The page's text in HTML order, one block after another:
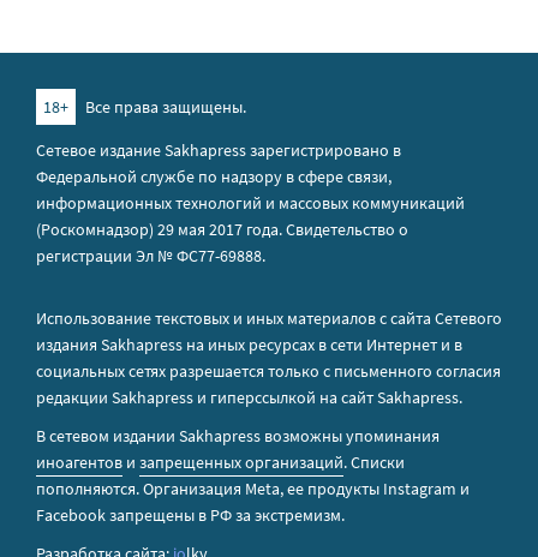
18+
Все права защищены.
Сетевое издание Sakhapress зарегистрировано в
Федеральной службе по надзору в сфере связи,
информационных технологий и массовых коммуникаций
(Роскомнадзор) 29 мая 2017 года. Свидетельство о
регистрации Эл № ФС77-69888.
Использование текстовых и иных материалов с сайта Сетевого
издания Sakhapress на иных ресурсах в сети Интернет и в
социальных сетях разрешается только с письменного согласия
редакции Sakhapress и гиперссылкой на сайт Sakhapress.
В сетевом издании Sakhapress возможны упоминания
иноагентов и запрещенных организаций. Списки
пополняются. Организация Metа, ее продукты Instagram и
Facebook запрещены в РФ за экстремизм.